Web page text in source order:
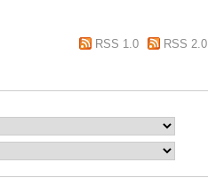
RSS 1.0
RSS 2.0